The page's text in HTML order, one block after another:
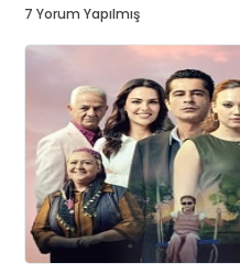
7 Yorum Yapılmış